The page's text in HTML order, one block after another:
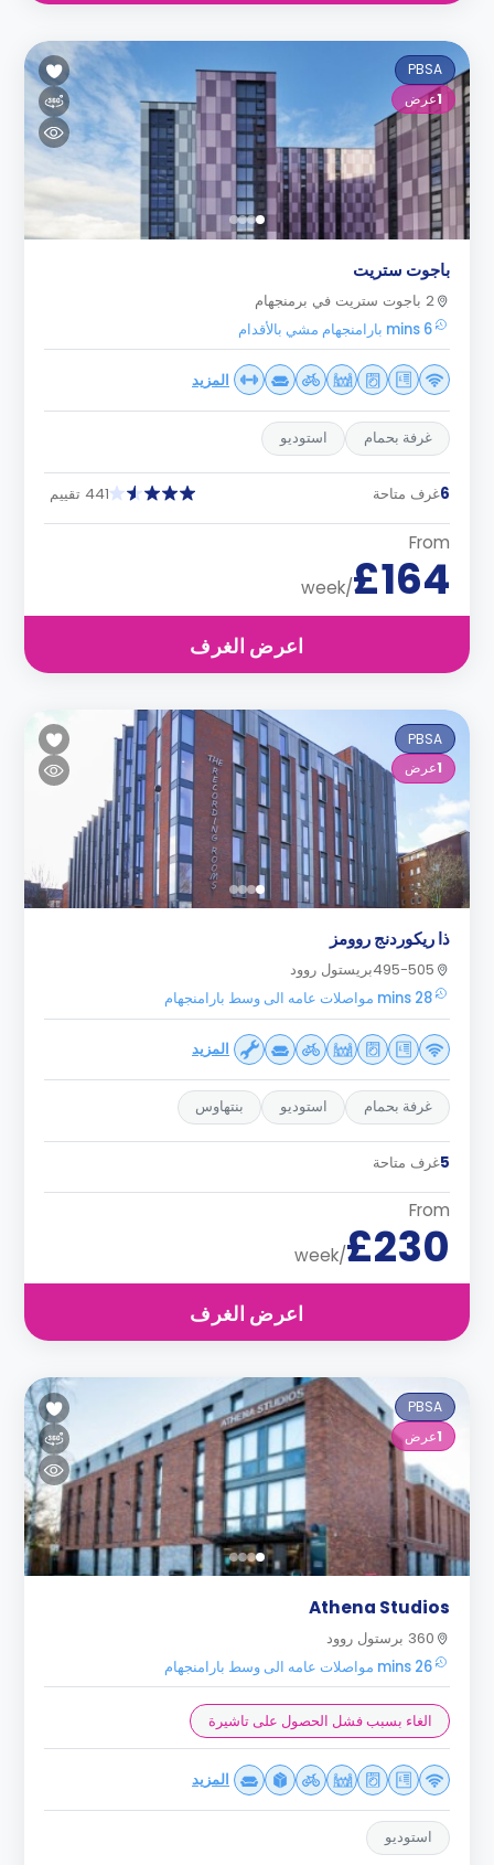
PBSA
1عرض
باجوت ستريت
2 باجوت ستريت في برمنجهام
6 mins بارامنجهام مشي بالأقدام
المزيد
غرفة بحمام استوديو
6غرف متاحة 441 تقييم
From
£164
/week
اعرض الغرف
PBSA
1عرض
ذا ريكوردنج روومز
495-505بريستول روود
28 mins مواصلات عامه الى وسط بارامنجهام
المزيد
غرفة بحمام استوديو بنتهاوس
5غرف متاحة
From
£230
/week
اعرض الغرف
PBSA
1عرض
Athena Studios
360 برستول روود
26 mins مواصلات عامه الى وسط بارامنجهام
الغاء بسبب فشل الحصول على تاشيرة
المزيد
استوديو